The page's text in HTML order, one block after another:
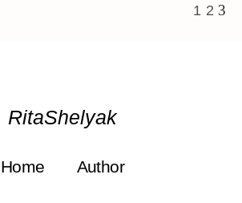
1 2 3
RitaShelyak
Home Author